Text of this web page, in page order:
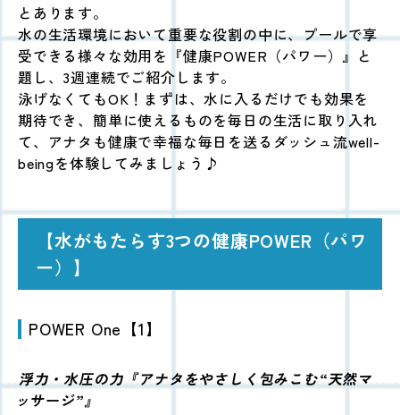
とあります。
水の生活環境において重要な役割の中に、プールで享
受できる様々な効用を 『健康POWER（パワー）』と
題し、3週連続でご紹介します。
泳げなくてもOK！まずは、水に入るだけでも効果を
期待でき、簡単に使えるものを毎日の生活に取り入れ
て、アナタも健康で幸福な毎日を送るダッシュ流well-
beingを体験してみましょう♪
【水がもたらす3つの健康POWER（パワ
ー）】
POWER One【1】
浮力・水圧の力『アナタをやさしく包みこむ“天然マ
ッサージ”』